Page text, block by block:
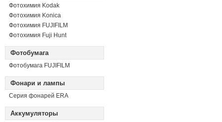
Фотохимия Kodak
Фотохимия Konica
Фотохимия FUJIFILM
Фотохимия Fuji Hunt
Фотобумага
Фотобумага FUJIFILM
Фонари и лампы
Серия фонарей ERA
Аккумуляторы